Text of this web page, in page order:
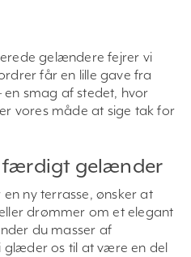
gelændere fejrer vi
får en lille gave fra
en smag af stedet, hvor
vores måde at sige tak for
færdigt gelænder
ny terrasse, ønsker at
drømmer om et elegant
du masser af
glæder os til at være en del